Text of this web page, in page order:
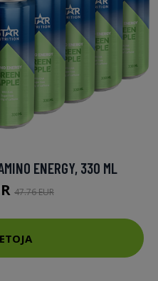
ENERGY, 330 ML
47.76 EUR